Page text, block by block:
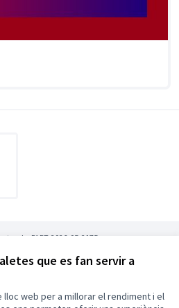
que es fan servir a
web per a millorar el rendiment i el
PART-2026-05-2175
a Instagram